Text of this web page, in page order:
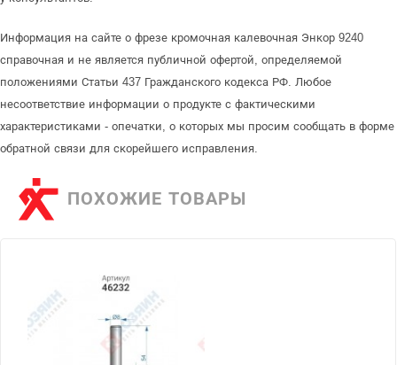
Информация на сайте о фрезе кромочная калевочная Энкор 9240
справочная и не является публичной офертой, определяемой
положениями Статьи 437 Гражданского кодекса РФ. Любое
несоответствие информации о продукте с фактическими
характеристиками - опечатки, о которых мы просим сообщать в форме
обратной связи для скорейшего исправления.
ПОХОЖИЕ ТОВАРЫ